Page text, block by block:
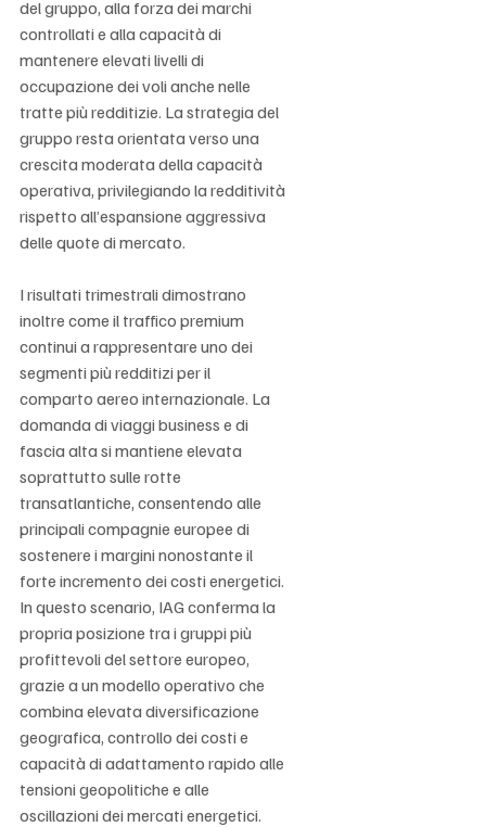
del gruppo, alla forza dei marchi
controllati e alla capacità di
mantenere elevati livelli di
occupazione dei voli anche nelle
tratte più redditizie. La strategia del
gruppo resta orientata verso una
crescita moderata della capacità
operativa, privilegiando la redditività
rispetto all’espansione aggressiva
delle quote di mercato.
I risultati trimestrali dimostrano
inoltre come il traffico premium
continui a rappresentare uno dei
segmenti più redditizi per il
comparto aereo internazionale. La
domanda di viaggi business e di
fascia alta si mantiene elevata
soprattutto sulle rotte
transatlantiche, consentendo alle
principali compagnie europee di
sostenere i margini nonostante il
forte incremento dei costi energetici.
In questo scenario, IAG conferma la
propria posizione tra i gruppi più
profittevoli del settore europeo,
grazie a un modello operativo che
combina elevata diversificazione
geografica, controllo dei costi e
capacità di adattamento rapido alle
tensioni geopolitiche e alle
oscillazioni dei mercati energetici.